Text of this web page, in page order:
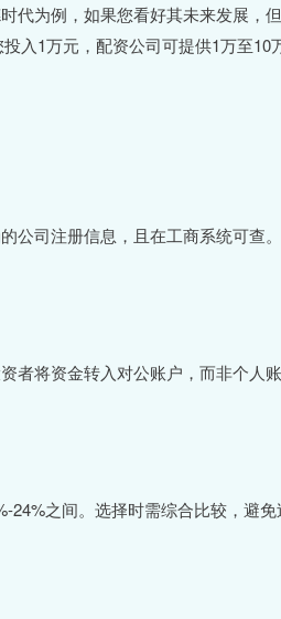
代为例，如果您看好其未来发展，
入1万元，配资公司可提供1万至10
公司注册信息，且在工商系统可查
者将资金转入对公账户，而非个人
之间。选择时需综合比较，避